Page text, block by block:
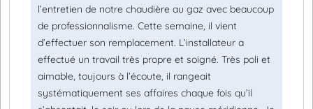
l’entretien de notre chaudière au gaz avec beaucoup
de professionnalisme. Cette semaine, il vient
d’effectuer son remplacement. L’installateur a
effectué un travail très propre et soigné. Très poli et
aimable, toujours à l’écoute, il rangeait
systématiquement ses affaires chaque fois qu’il